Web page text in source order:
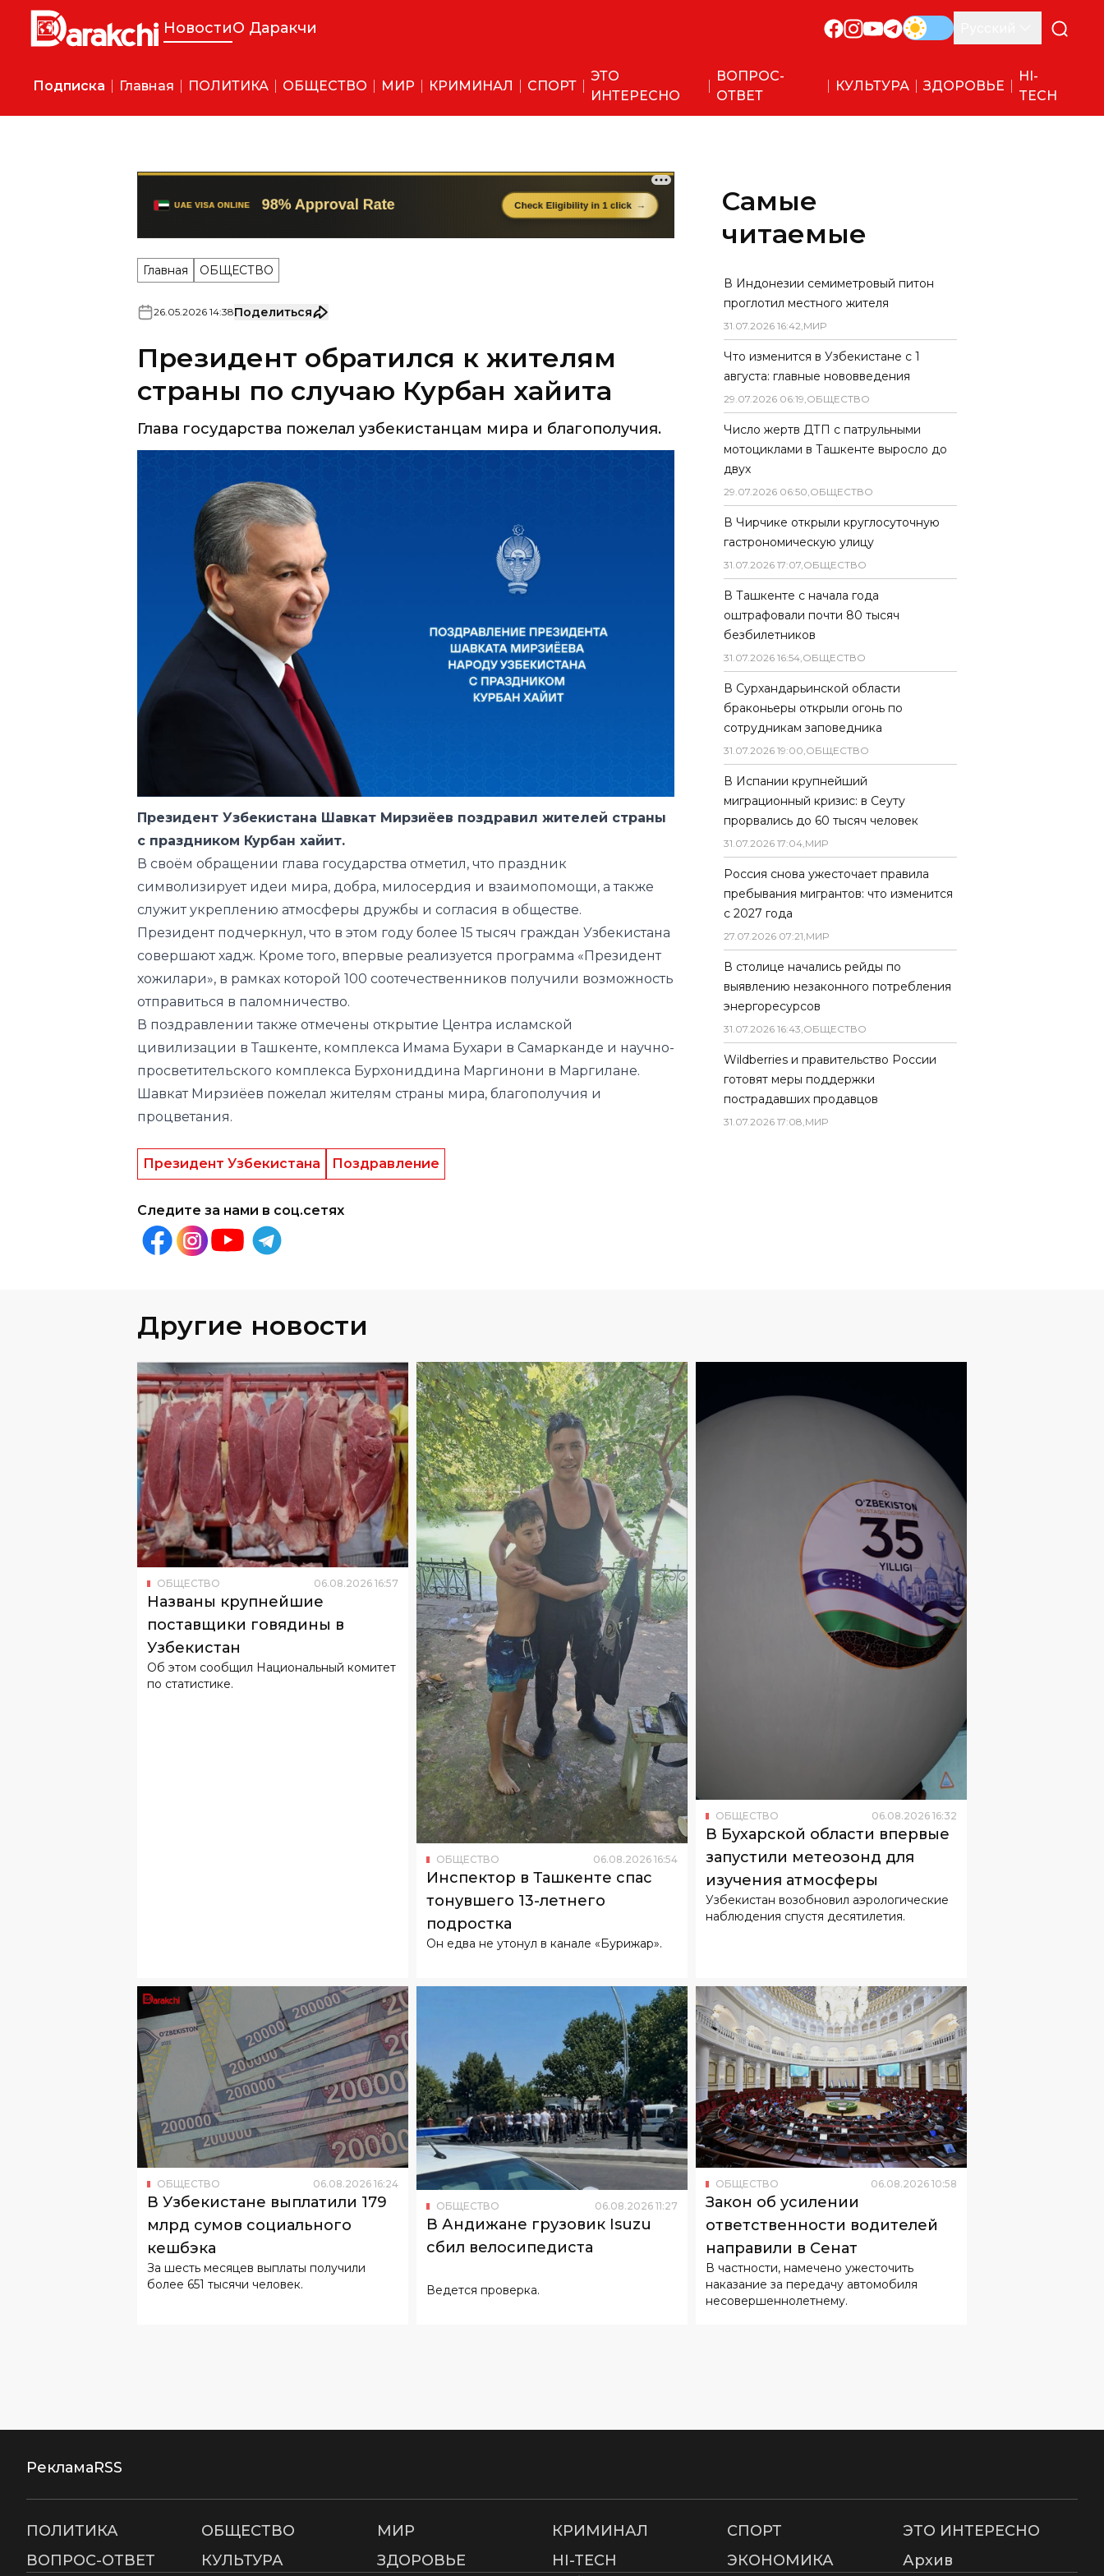
НовостиО Даракчи
Подписка Главная ПОЛИТИКА ОБЩЕСТВО МИР КРИМИНАЛ СПОРТ
ЭТО
ИНТЕРЕСНО
ВОПРОС-
ОТВЕТ
КУЛЬТУРА ЗДОРОВЬЕ
HI-
TECH
Главная ОБЩЕСТВО
26 05 2026 14:38Поделиться
Президент обратился к жителям
страны по случаю Курбан хайита
Глава государства пожелал узбекистанцам мира и благополучия.
Президент Узбекистана Шавкат Мирзиёев поздравил жителей страны
с праздником Курбан хайит.
В своём обращении глава государства отметил, что праздник
символизирует идеи мира, добра, милосердия и взаимопомощи, а также
служит укреплению атмосферы дружбы и согласия в обществе.
Президент подчеркнул, что в этом году более 15 тысяч граждан Узбекистана
совершают хадж. Кроме того, впервые реализуется программа «Президент
хожилари», в рамках которой 100 соотечественников получили возможность
отправиться в паломничество.
В поздравлении также отмечены открытие Центра исламской
цивилизации в Ташкенте, комплекса Имама Бухари в Самарканде и научно-
просветительского комплекса Бурхониддина Маргинони в Маргилане.
Шавкат Мирзиёев пожелал жителям страны мира, благополучия и
процветания.
Президент Узбекистана Поздравление
Следите за нами в соц.сетях
Самые
читаемые
В Индонезии семиметровый питон
проглотил местного жителя
31.07.2026 16:42,МИР
Что изменится в Узбекистане с 1
августа: главные нововведения
29.07.2026 06:19,ОБЩЕСТВО
Число жертв ДТП с патрульными
мотоциклами в Ташкенте выросло до
двух
29.07.2026 06:50,ОБЩЕСТВО
В Чирчике открыли круглосуточную
гастрономическую улицу
31.07.2026 17:07,ОБЩЕСТВО
В Ташкенте с начала года
оштрафовали почти 80 тысяч
безбилетников
31.07.2026 16:54,ОБЩЕСТВО
В Сурхандарьинской области
браконьеры открыли огонь по
сотрудникам заповедника
31.07.2026 19:00,ОБЩЕСТВО
В Испании крупнейший
миграционный кризис: в Сеуту
прорвались до 60 тысяч человек
31.07.2026 17:04,МИР
Россия снова ужесточает правила
пребывания мигрантов: что изменится
с 2027 года
27.07.2026 07:21,МИР
В столице начались рейды по
выявлению незаконного потребления
энергоресурсов
31.07.2026 16:43,ОБЩЕСТВО
Wildberries и правительство России
готовят меры поддержки
пострадавших продавцов
31.07.2026 17:08,МИР
Другие новости
ОБЩЕСТВО 06.08.2026 16:57
Названы крупнейшие
поставщики говядины в
Узбекистан
Об этом сообщил Национальный комитет
по статистике.
ОБЩЕСТВО 06.08.2026 16:54
Инспектор в Ташкенте спас
тонувшего 13-летнего
подростка
Он едва не утонул в канале «Бурижар».
ОБЩЕСТВО 06.08.2026 16:32
В Бухарской области впервые
запустили метеозонд для
изучения атмосферы
Узбекистан возобновил аэрологические
наблюдения спустя десятилетия.
ОБЩЕСТВО 06.08.2026 16:24
В Узбекистане выплатили 179
млрд сумов социального
кешбэка
За шесть месяцев выплаты получили
более 651 тысячи человек.
ОБЩЕСТВО 06.08.2026 11:27
В Андижане грузовик Isuzu
сбил велосипедиста
Ведется проверка.
ОБЩЕСТВО 06.08.2026 10:58
Закон об усилении
ответственности водителей
направили в Сенат
В частности, намечено ужесточить
наказание за передачу автомобиля
несовершеннолетнему.
РекламаRSS
ПОЛИТИКА ОБЩЕСТВО МИР КРИМИНАЛ СПОРТ
ЭТО ИНТЕРЕСНО
ВОПРОС-ОТВЕТ
КУЛЬТУРА ЗДОРОВЬЕ HI-TECH ЭКОНОМИКА Архив